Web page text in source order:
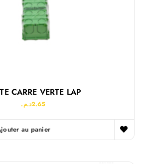
CARRE VERTE LAP
2.65د.م.
au panier